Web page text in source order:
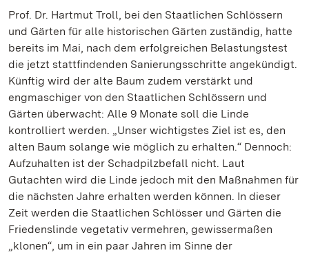
Prof. Dr. Hartmut Troll, bei den Staatlichen Schlössern
und Gärten für alle historischen Gärten zuständig, hatte
bereits im Mai, nach dem erfolgreichen Belastungstest
die jetzt stattfindenden Sanierungsschritte angekündigt.
Künftig wird der alte Baum zudem verstärkt und
engmaschiger von den Staatlichen Schlössern und
Gärten überwacht: Alle 9 Monate soll die Linde
kontrolliert werden. „Unser wichtigstes Ziel ist es, den
alten Baum solange wie möglich zu erhalten.“ Dennoch:
Aufzuhalten ist der Schadpilzbefall nicht. Laut
Gutachten wird die Linde jedoch mit den Maßnahmen für
die nächsten Jahre erhalten werden können. In dieser
Zeit werden die Staatlichen Schlösser und Gärten die
Friedenslinde vegetativ vermehren, gewissermaßen
„klonen“, um in ein paar Jahren im Sinne der